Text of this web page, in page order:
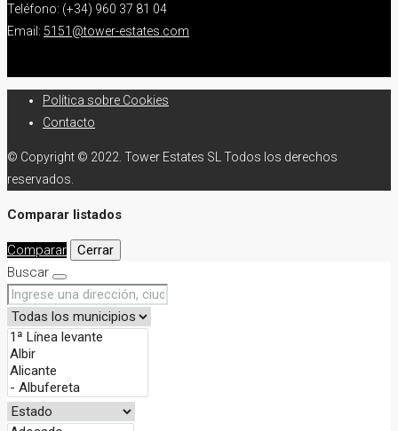
Teléfono: (+34) 960 37 81 04
Email: 5151@tower-estates.com
Política sobre Cookies
Contacto
© Copyright © 2022. Tower Estates SL Todos los derechos
reservados.
Comparar listados
Comparar
Cerrar
Buscar